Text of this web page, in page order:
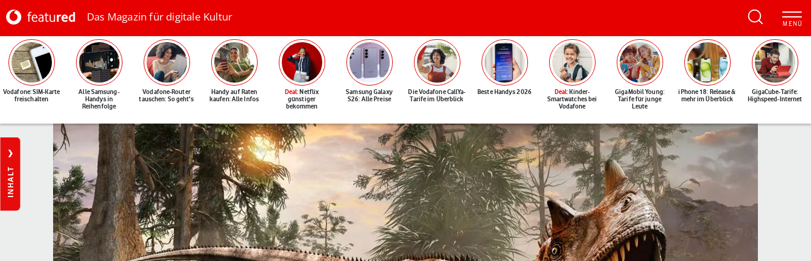
Das Magazin für digitale Kultur
Vodafone: SIM-Karte
freischalten
Alle Samsung-
Handys in
Reihenfolge
Vodafone-Router
tauschen: So geht's
Handy auf Raten
kaufen: Alle Infos
Deal: Netflix
günstiger
bekommen
Samsung Galaxy
S26: Alle Preise
Die Vodafone CallYa-
Tarife im Überblick
Beste Handys 2026 Deal: Kinder-
Smartwatches bei
Vodafone
GigaMobil Young:
Tarife für junge
Leute
iPhone 18: Release &
mehr im Überblick
GigaCube-Tarife:
Highspeed-Internet
INHALT